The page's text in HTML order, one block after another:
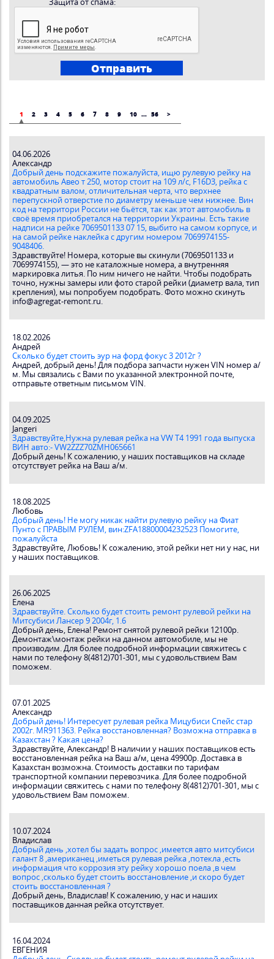
1 2 3 4 5 6 7 8 9 10 ... 56 >
04.06.2026
Александр
Добрый день подскажите пожалуйста, ищю рулевую рейку на
автомобиль Авео т 250, мотор стоит на 109 л/с, F16D3, рейка с
квадратным валом, отличительная черта, что верхнее
перепускной отверстие по диаметру меньше чем нижнее. Вин
код на территори России не бьётся, так как этот автомобиль в
своё время приобретался на территории Украины. Есть такие
надписи на рейке 7069501133 07 15, выбито на самом корпусе, и
на самой рейке наклейка с другим номером 7069974155-
9048406.
Здравствуйте! Номера, которые вы скинули (7069501133 и
7069974155), — это не каталожные номера, а внутренняя
маркировка литья. По ним ничего не найти. Чтобы подобрать
точно, нужны замеры или фото старой рейки (диаметр вала, тип
крепления), мы попробуем подобрать. Фото можно скинуть
info@agregat-remont.ru.
18.02.2026
Андрей
Сколько будет стоить эур на форд фокус 3 2012г ?
Андрей, добрый день! Для подбора запчасти нужен VIN номер а/
м. Мы связались с Вами по указанной электронной почте,
отправьте ответным письмом VIN.
04.09.2025
Jangeri
Здравствуйте,Нужна рулевая рейка на VW T4 1991 года выпуска
ВИН авто:- VW2ZZZ70ZMH065661
Добрый день! К сожалению, у наших поставщиков на складе
отсутствует рейка на Ваш а/м.
18.08.2025
Любовь
Добрый день! Не могу никак найти рулевую рейку на Фиат
Пунто с ПРАВЫМ РУЛЕМ, вин:ZFA18800004232523 Помогите,
пожалуйста
Здравствуйте, Любовь! К сожалению, этой рейки нет ни у нас, ни
у наших поставщиков.
26.06.2025
Елена
Здравствуйте. Сколько будет стоить ремонт рулевой рейки на
Митсубиси Лансер 9 2004г, 1.6
Добрый день, Елена! Ремонт снятой рулевой рейки 12100р.
Демонтаж\монтаж рейки на данном автомобиле, мы не
производим. Для более подробной информации свяжитесь с
нами по телефону 8(4812)701-301, мы с удовольствием Вам
поможем.
07.01.2025
Александр
Добрый день! Интересует рулевая рейка Мицубиси Спейс стар
2002г. MR911363. Рейка восстановленная? Возможна отправка в
Казахстан ? Какая цена?
Здравствуйте, Александр! В наличии у наших поставщиков есть
восстановленная рейка на Ваш а/м, цена 49900р. Доставка в
Казахстан возможна. Стоимость доставки по тарифам
транспортной компании перевозчика. Для более подробной
информации свяжитесь с нами по телефону 8(4812)701-301, мы с
удовольствием Вам поможем.
10.07.2024
Владислав
Добрый день ,хотел бы задать вопрос ,имеется авто митсубиси
галант 8 ,американец ,иметься рулевая рейка ,потекла ,есть
информация что коррозия эту рейку хорошо поела ,в чем
вопрос ,сколько будет стоить восстановление ,и скоро будет
стоить восстановленная ?
Добрый день, Владислав! К сожалению, у нас и наших
поставщиков данная рейка отсутствует.
16.04.2024
ЕВГЕНИЯ